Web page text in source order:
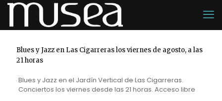
Blues y Jazz en Las Cigarreras los viernes de agosto, a las
21 horas
Blues y Jazz en el Jardín Vertical de Las Cigarreras.
Conciertos los viernes desde las 21 horas. Acceso libre